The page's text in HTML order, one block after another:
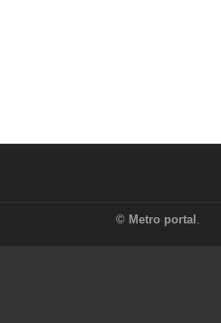
© Metro portal .